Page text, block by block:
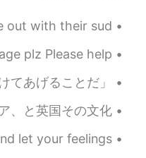
JP
EN
弁当箱すら自
いたよ😂もちろ
作ってるのに...
Joseph Findlay
*になります
Hath blown thee out with their sud...
Send me a message plz Please help ...
「自分を元気づける一番良い方法は 誰か他の人を元気づけてあげることだ」🌈✨ The best way to help yourself is to help others. ✨🌈 確かに! ...
雑です。ギリシャ、ローマ帝国、アラビア人開拓者、フランス、イタリア、と英国その文化...
sad sad eyes girl, and let your feelings...